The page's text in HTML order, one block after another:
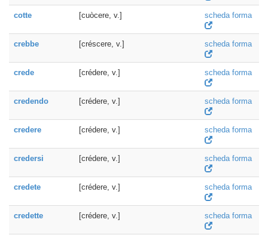
cotte [cuòcere, v.] scheda forma
crebbe [créscere, v.] scheda forma
crede [crédere, v.] scheda forma
credendo [crédere, v.] scheda forma
credere [crédere, v.] scheda forma
credersi [crédere, v.] scheda forma
credete [crédere, v.] scheda forma
credette [crédere, v.] scheda forma